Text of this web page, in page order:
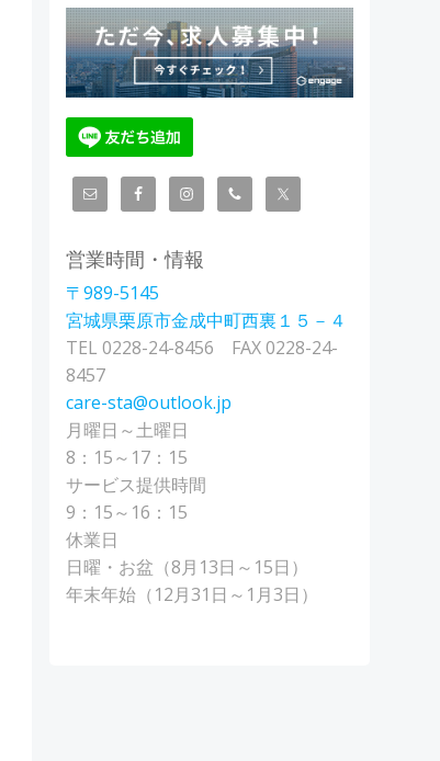
営業時間・情報
〒989-5145
宮城県栗原市金成中町西裏１５－４
TEL 0228-24-8456 FAX 0228-24-
8457
care-sta@outlook.jp
月曜日～土曜日
8：15～17：15
サービス提供時間
9：15～16：15
休業日
日曜・お盆（8月13日～15日）
年末年始（12月31日～1月3日）